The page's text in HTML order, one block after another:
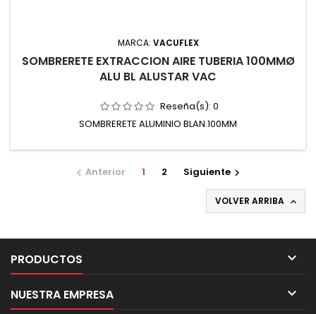
MARCA: VACUFLEX
SOMBRERETE EXTRACCION AIRE TUBERIA 100MMØ
ALU BL ALUSTAR VAC
Reseña(s): 0
SOMBRERETE ALUMINIO BLAN.100MM
 Anterior 1 2 Siguiente 
VOLVER ARRIBA 
PRODUCTOS 
NUESTRA EMPRESA 